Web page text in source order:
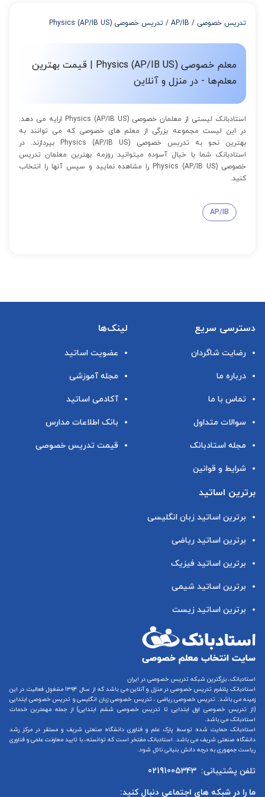
از 12 تا 15 جلسه: 7% تخفیف
تدریس خصوصی /
AP/IB
/ تدریس خصوصی Physics (AP/IB US)
معلم خصوصی Physics (AP/IB US) | قیمت بهترین
معلم‌ها - در منزل و آنلاین
استادبانک لیستی از معلمان خصوصی Physics (AP/IB US) ارایه می دهد.
در این لیست مجموعه بزرگی از معلم های خصوصی که می توانند به
بهترین نحو به تدریس خصوصی Physics (AP/IB US) بپردازند. در
استادبانک شما با خیال آسوده میتوانید روزمه بهترین معلمان تدریس
خصوصی Physics (AP/IB US) را مشاهده نمایید و سپس آنها را انتخاب
کنید.
AP/IB
دسترسی سریع
رضایت شاگردان
درباره ما
تماس با ما
سوالات متداول
مجله استادبانک
شرایط و قوانین
لینک‌ها
عضویت اساتید
مجله آموزشی
آکادمی اساتید
بانک اطلاعات مدارس
قیمت تدریس خصوصی
برترین اساتید
برترین اساتید زبان انگلیسی
برترین اساتید ریاضی
برترین اساتید فیزیک
برترین اساتید شیمی
برترین اساتید زیست
استادبانک، بزرگترین شبکه تدریس خصوصی در ایران
استادبانک پلتفرم تدریس خصوصی در منزل و آنلاین
می باشد که از سال ۱۳۹۴ مشغول فعالیت در این
زمینه می باشد. تدریس خصوصی ریاضی ، تدریس خصوصی زبان انگلیسیو تدریس خصوصی ابتدایی
(از تدریس خصوصی اول ابتدایی تا تدریس خصوصی ششم ابتدایی) از جمله مهمترین خدمات
استادبانک می باشد.
استادبانک حمایت شده توسط پارک علم و فناوری دانشگاه صنعتی شریف و مستقر در مرکز رشد
دانشگاه صنعتی شریف می باشد. استادبانک مفتخر است که توانسته، با تایید معاونت علمی و فناوری
ریاست جمهوری به درجه دانش بنیانی نائل شود.
تلفن پشتیبانی: 02191005343
ما را در شبکه های اجتماعی دنبال کنید: